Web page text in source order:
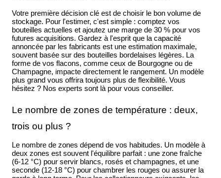
Votre première décision clé est de choisir le bon volume de
stockage. Pour l'estimer, c'est simple : comptez vos
bouteilles actuelles et ajoutez une marge de 30 % pour vos
futures acquisitions. Gardez à l'esprit que la capacité
annoncée par les fabricants est une estimation maximale,
souvent basée sur des bouteilles bordelaises légères. La
forme de vos flacons, comme ceux de Bourgogne ou de
Champagne, impacte directement le rangement. Un modèle
plus grand vous offrira toujours plus de flexibilité. Vous
hésitez ? Nos experts sont là pour vous conseiller.
Le nombre de zones de température : deux,
trois ou plus ?
Le nombre de zones dépend de vos habitudes. Un modèle à
deux zones est souvent l'équilibre parfait : une zone fraîche
(6-12 °C) pour servir blancs, rosés et champagnes, et une
seconde (12-18 °C) pour chambrer les rouges ou assurer la